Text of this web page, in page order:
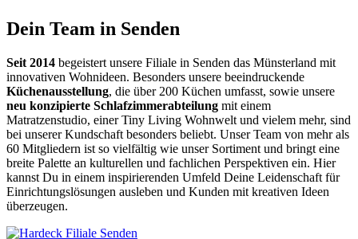
Dein Team in Senden
Seit 2014 begeistert unsere Filiale in Senden das Münsterland mit
innovativen Wohnideen. Besonders unsere beeindruckende
Küchenausstellung, die über 200 Küchen umfasst, sowie unsere
neu konzipierte Schlafzimmerabteilung mit einem
Matratzenstudio, einer Tiny Living Wohnwelt und vielem mehr, sind
bei unserer Kundschaft besonders beliebt. Unser Team von mehr als
60 Mitgliedern ist so vielfältig wie unser Sortiment und bringt eine
breite Palette an kulturellen und fachlichen Perspektiven ein. Hier
kannst Du in einem inspirierenden Umfeld Deine Leidenschaft für
Einrichtungslösungen ausleben und Kunden mit kreativen Ideen
überzeugen.